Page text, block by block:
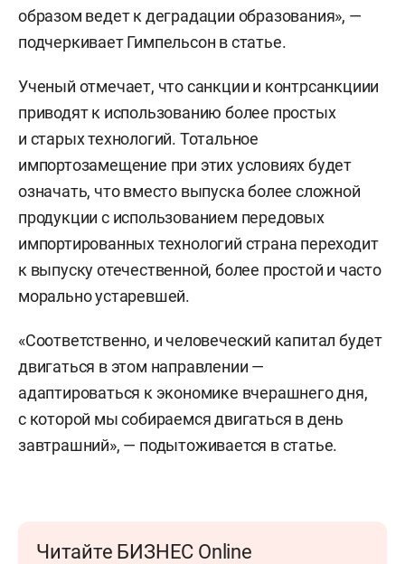
образом ведет к деградации образования», —
подчеркивает Гимпельсон в статье.
Ученый отмечает, что санкции и контрсанкциии
приводят к использованию более простых
и старых технологий. Тотальное
импортозамещение при этих условиях будет
означать, что вместо выпуска более сложной
продукции с использованием передовых
импортированных технологий страна переходит
к выпуску отечественной, более простой и часто
морально устаревшей.
«Соответственно, и человеческий капитал будет
двигаться в этом направлении —
адаптироваться к экономике вчерашнего дня,
с которой мы собираемся двигаться в день
завтрашний», — подытоживается в статье.
Читайте БИЗНЕС Online